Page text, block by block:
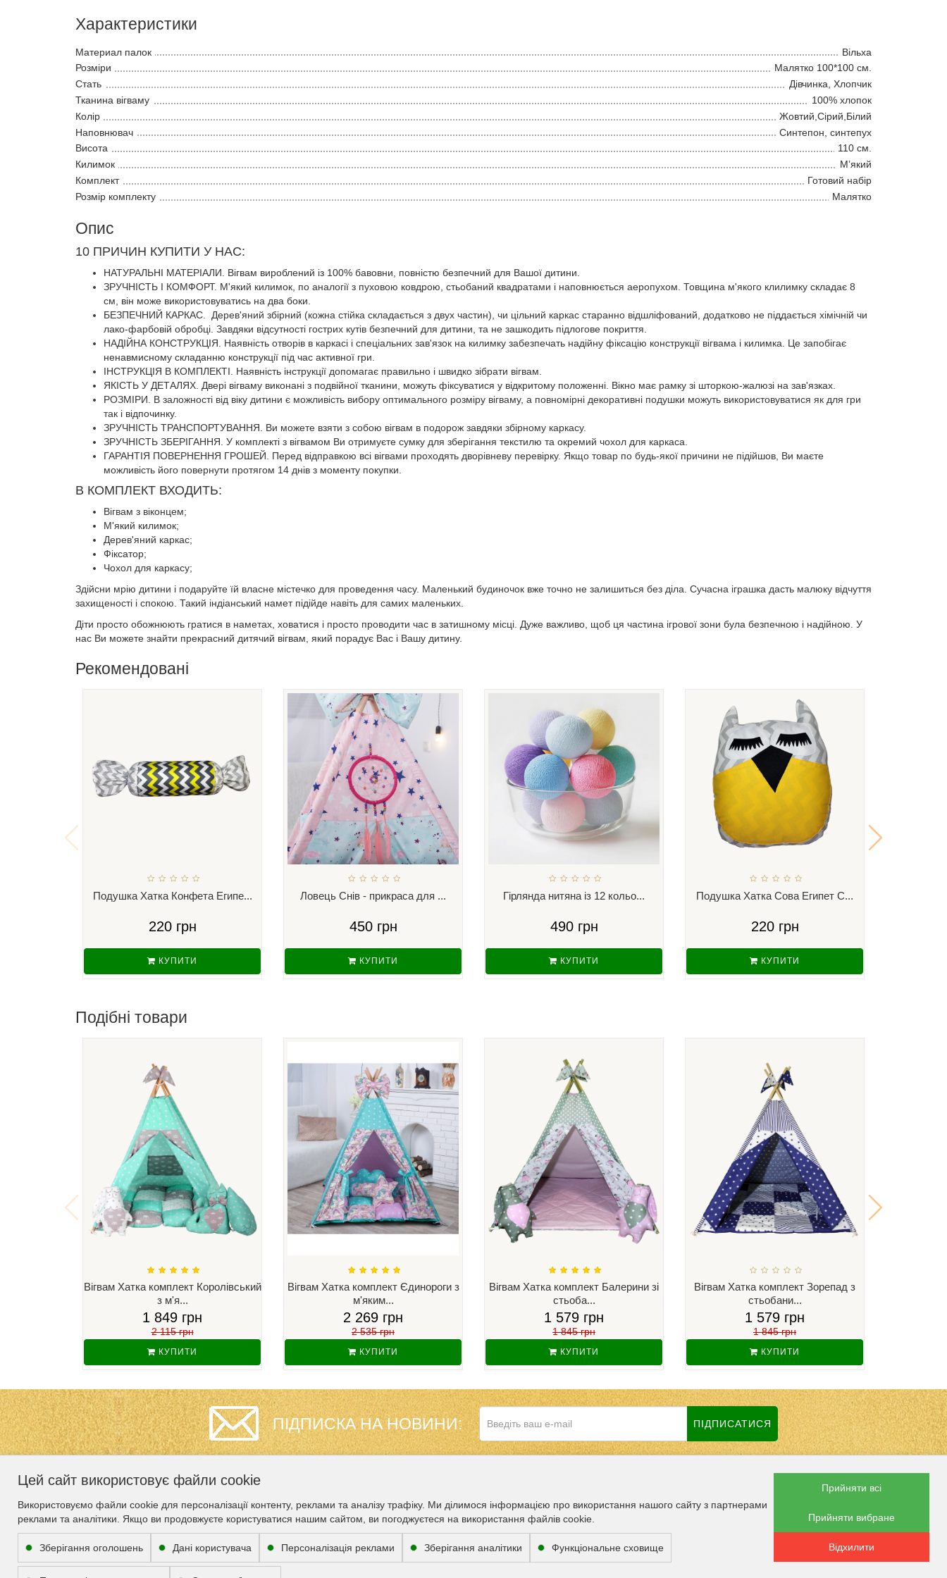
Характеристики
Материал палок
Вільха
Розміри
Малятко 100*100 см.
Стать
Дівчинка, Хлопчик
Тканина вігваму
100% хлопок
Колір
Жовтий,Сірий,Білий
Наповнювач
Синтепон, синтепух
Висота
110 см.
Килимок
Мʼякий
Комплект
Готовий набір
Розмір комплекту
Малятко
Опис
10 ПРИЧИН КУПИТИ У НАС:
НАТУРАЛЬНІ МАТЕРІАЛИ. Вігвам вироблений із 100% бавовни, повністю безпечний для Вашої дитини.
ЗРУЧНІСТЬ І КОМФОРТ. М'який килимок, по аналогії з пуховою ковдрою, стьобаний квадратами і наповнюється аеропухом. Товщина м'якого клилимку складає 8
см, він може використовуватись на два боки.
БЕЗПЕЧНИЙ КАРКАС. Дерев'яний збірний (кожна стійка складається з двух частин), чи цільний каркас старанно відшліфований, додатково не піддається хімічній чи
лако-фарбовій обробці. Завдяки відсутності гострих кутів безпечний для дитини, та не зашкодить підлогове покриття.
НАДІЙНА КОНСТРУКЦІЯ. Наявність отворів в каркасі і спеціальних зав'язок на килимку забезпечать надійну фіксацію конструкції вігвама і килимка. Це запобігає
ненавмисному складанню конструкції під час активної гри.
ІНСТРУКЦІЯ В КОМПЛЕКТІ. Наявність інструкції допомагає правильно і швидко зібрати вігвам.
ЯКІСТЬ У ДЕТАЛЯХ. Двері вігваму виконані з подвійної тканини, можуть фіксуватися у відкритому положенні. Вікно має рамку зі шторкою-жалюзі на зав'язках.
РОЗМІРИ. В заложності від віку дитини є можливість вибору оптимального розміру вігваму, а повномірні декоративні подушки можуть використовуватися як для гри
так і відпочинку.
ЗРУЧНІСТЬ ТРАНСПОРТУВАННЯ. Ви можете взяти з собою вігвам в подорож завдяки збірному каркасу.
ЗРУЧНІСТЬ ЗБЕРІГАННЯ. У комплекті з вігвамом Ви отримуєте сумку для зберігання текстилю та окремий чохол для каркаса.
ГАРАНТІЯ ПОВЕРНЕННЯ ГРОШЕЙ. Перед відправкою всі вігвами проходять дворівневу перевірку. Якщо товар по будь-якої причини не підійшов, Ви маєте
можливість його повернути протягом 14 днів з моменту покупки.
В КОМПЛЕКТ ВХОДИТЬ:
Вігвам з віконцем;
М'який килимок;
Дерев'яний каркас;
Фіксатор;
Чохол для каркасу;
Здійсни мрію дитини і подаруйте їй власне містечко для проведення часу. Маленький будиночок вже точно не залишиться без діла. Сучасна іграшка дасть малюку відчуття
захищеності і спокою. Такий індіанський намет підійде навіть для самих маленьких.
Діти просто обожнюють гратися в наметах, ховатися і просто проводити час в затишному місці. Дуже важливо, щоб ця частина ігрової зони була безпечною і надійною. У
нас Ви можете знайти прекрасний дитячий вігвам, який порадує Вас і Вашу дитину.
Рекомендовані
Подушка Хатка Конфета Египе...
220 грн
КУПИТИ
Ловець Снів - прикраса для ...
450 грн
КУПИТИ
Гірлянда нитяна із 12 кольо...
490 грн
КУПИТИ
Подушка Хатка Сова Египет С...
220 грн
КУПИТИ
Подібні товари
Вігвам Хатка комплект Королівський
з м'я...
1 849 грн
2 115 грн
КУПИТИ
Вігвам Хатка комплект Єдинороги з
м'яким...
2 269 грн
2 535 грн
КУПИТИ
Вігвам Хатка комплект Балерини зі
стьоба...
1 579 грн
1 845 грн
КУПИТИ
Вігвам Хатка комплект Зорепад з
стьобани...
1 579 грн
1 845 грн
КУПИТИ
ПІДПИСКА НА НОВИНИ: ПІДПИСАТИСЯ
Гарантія
Доставка
Співпраця
ПІДТРИМКИ
Карта сайту
Зворотній зв’язок
Партнери
МОЖЛИВІСТЬ ОПЛАТИ
Цей сайт використовує файли cookie
Використовуємо файли cookie для персоналізації контенту, реклами та аналізу трафіку. Ми ділимося інформацією про використання нашого сайту з партнерами
реклами та аналітики. Якщо ви продовжуєте користуватися нашим сайтом, ви погоджуєтеся на використання файлів cookie.
Зберігання оголошень Дані користувача Персоналізація реклами Зберігання аналітики Функціональне сховище
Прийняти всі
Прийняти вибране
Відхилити